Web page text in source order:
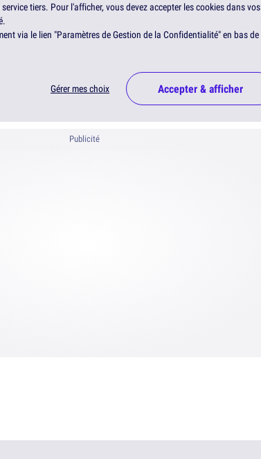
tiers. Pour l'afficher, vous devez accepter les cookies dans vos
via le lien "Paramètres de Gestion de la Confidentialité" en bas de
Gérer mes choix Accepter & afficher
Publicité